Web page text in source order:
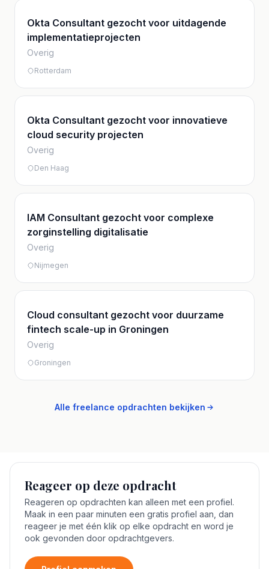
Okta Consultant gezocht voor uitdagende
implementatieprojecten
Overig
Rotterdam
Okta Consultant gezocht voor innovatieve
cloud security projecten
Overig
Den Haag
IAM Consultant gezocht voor complexe
zorginstelling digitalisatie
Overig
Nijmegen
Cloud consultant gezocht voor duurzame
fintech scale-up in Groningen
Overig
Groningen
Alle freelance opdrachten bekijken
Reageer op deze opdracht
Reageren op opdrachten kan alleen met een profiel.
Maak in een paar minuten een gratis profiel aan, dan
reageer je met één klik op elke opdracht en word je
ook gevonden door opdrachtgevers.